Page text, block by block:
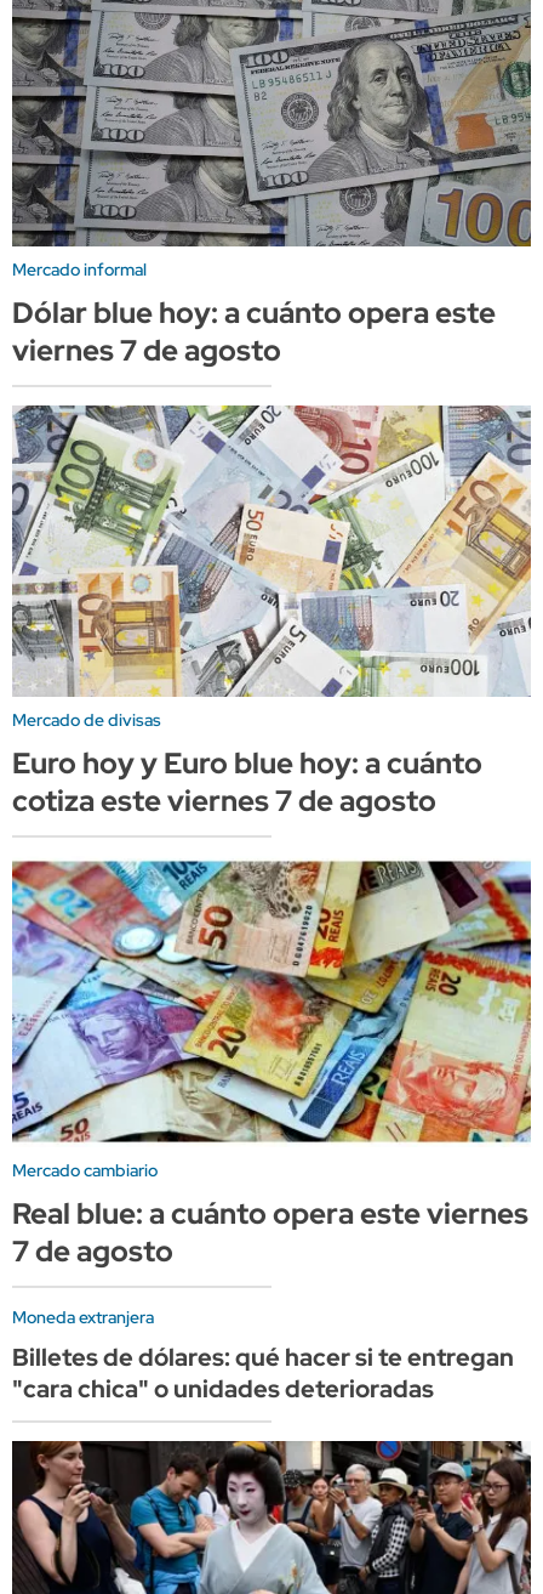
Mercado informal
Dólar blue hoy: a cuánto opera este
viernes 7 de agosto
Mercado de divisas
Euro hoy y Euro blue hoy: a cuánto
cotiza este viernes 7 de agosto
Mercado cambiario
Real blue: a cuánto opera este viernes
7 de agosto
Moneda extranjera
Billetes de dólares: qué hacer si te entregan
"cara chica" o unidades deterioradas